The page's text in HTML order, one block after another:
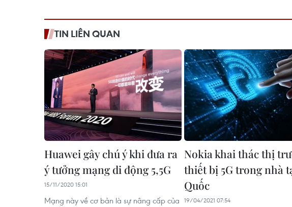
TIN LIÊN QUAN
Huawei gây chú ý khi đưa ra
ý tưởng mạng di động 5,5G
15/11/2020 15:01
Mạng này về cơ bản là sự nâng cấp của
Nokia khai thác thị
thiết bị 5G trong nhà
Quốc
19/04/2021 07:54